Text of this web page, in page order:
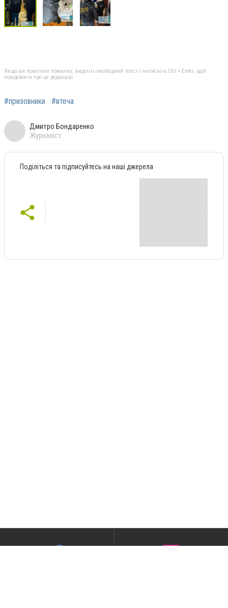
Якщо ви помітили помилку, виділіть необхідний текст і натисніть Ctrl + Enter, щоб
повідомити про це редакцію
#призовники #втеча
Дмитро Бондаренко
Журналіст
Поділіться та підписуйтесь на наші джерела